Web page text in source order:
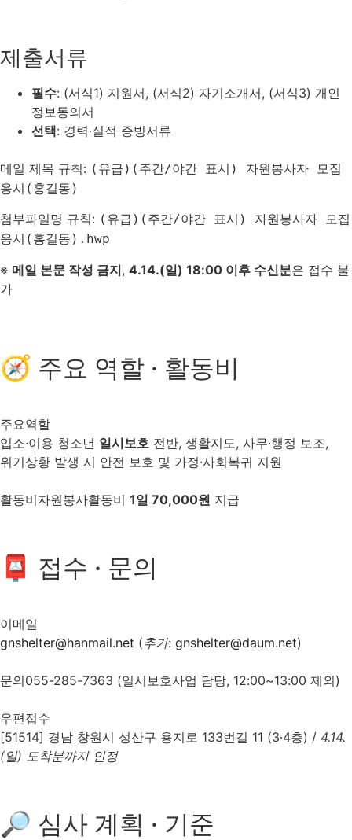
제출서류
필수: (서식1) 지원서, (서식2) 자기소개서, (서식3) 개인
정보동의서
선택: 경력·실적 증빙서류
메일 제목 규칙: (유급)(주간/야간 표시) 자원봉사자 모집
응시(홍길동)
첨부파일명 규칙: (유급)(주간/야간 표시) 자원봉사자 모집
응시(홍길동).hwp
※ 메일 본문 작성 금지, 4.14.(일) 18:00 이후 수신분은 접수 불
가
🧭 주요 역할 · 활동비
주요역할
입소·이용 청소년 일시보호 전반, 생활지도, 사무·행정 보조,
위기상황 발생 시 안전 보호 및 가정·사회복귀 지원
활동비자원봉사활동비 1일 70,000원 지급
📮 접수 · 문의
이메일
gnshelter@hanmail.net (추가: gnshelter@daum.net)
문의055-285-7363 (일시보호사업 담당, 12:00~13:00 제외)
우편접수
[51514] 경남 창원시 성산구 용지로 133번길 11 (3·4층) / 4.14.
(일) 도착분까지 인정
🔎 심사 계획 · 기준